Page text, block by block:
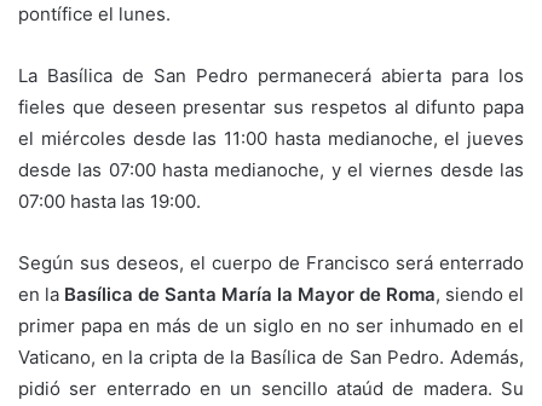
pontífice el lunes.
La Basílica de San Pedro permanecerá abierta para los
fieles que deseen presentar sus respetos al difunto papa
el miércoles desde las 11:00 hasta medianoche, el jueves
desde las 07:00 hasta medianoche, y el viernes desde las
07:00 hasta las 19:00.
Según sus deseos, el cuerpo de Francisco será enterrado
en la Basílica de Santa María la Mayor de Roma, siendo el
primer papa en más de un siglo en no ser inhumado en el
Vaticano, en la cripta de la Basílica de San Pedro. Además,
pidió ser enterrado en un sencillo ataúd de madera. Su